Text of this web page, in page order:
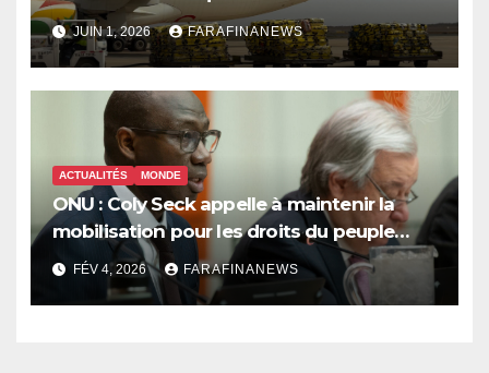
innovations d’Air Sénégal SA
JUIN 1, 2026 FARAFINANEWS
ACTUALITÉS MONDE
ONU : Coly Seck appelle à maintenir la
mobilisation pour les droits du peuple
palestinien
FÉV 4, 2026 FARAFINANEWS